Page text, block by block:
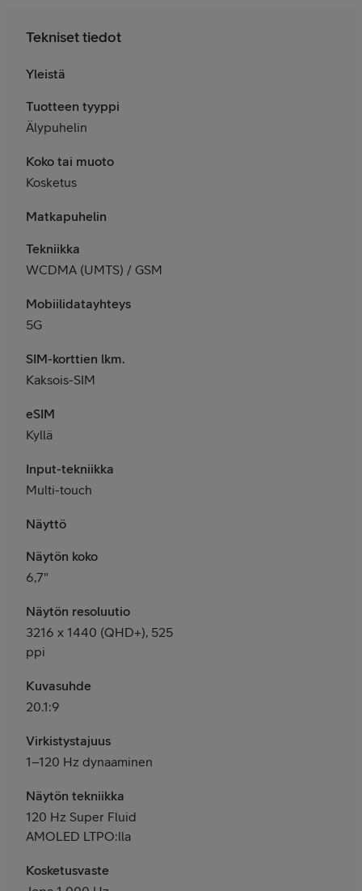
Tekniset tiedot
Yleistä
Tuotteen tyyppi
Älypuhelin
Koko tai muoto
Kosketus
Matkapuhelin
Tekniikka
WCDMA (UMTS) / GSM
Mobiilidatayhteys
5G
SIM-korttien lkm.
Kaksois-SIM
eSIM
Kyllä
Input-tekniikka
Multi-touch
Näyttö
Näytön koko
6,7"
Näytön resoluutio
3216 x 1440 (QHD+), 525
ppi
Kuvasuhde
20.1:9
Virkistystajuus
1–120 Hz dynaaminen
Näytön tekniikka
120 Hz Super Fluid
AMOLED LTPO:lla
Kosketusvaste